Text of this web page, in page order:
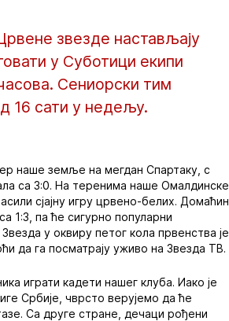
звезде настављају
у Суботици екипи
Сениорски тим
16 сати у недељу.
наше земље на мегдан Спартаку, с
са 3:0. На теренима наше Омалдинске
сјајну игру црвено-белих. Домаћин
1:3, па ће сигурно популарни
у оквиру петог кола првенства је
да га посматрају уживо на Звезда ТВ.
играти кадети нашег клуба. Иако је
Србије, чврсто верујемо да ће
Са друге стране, дечаци рођени